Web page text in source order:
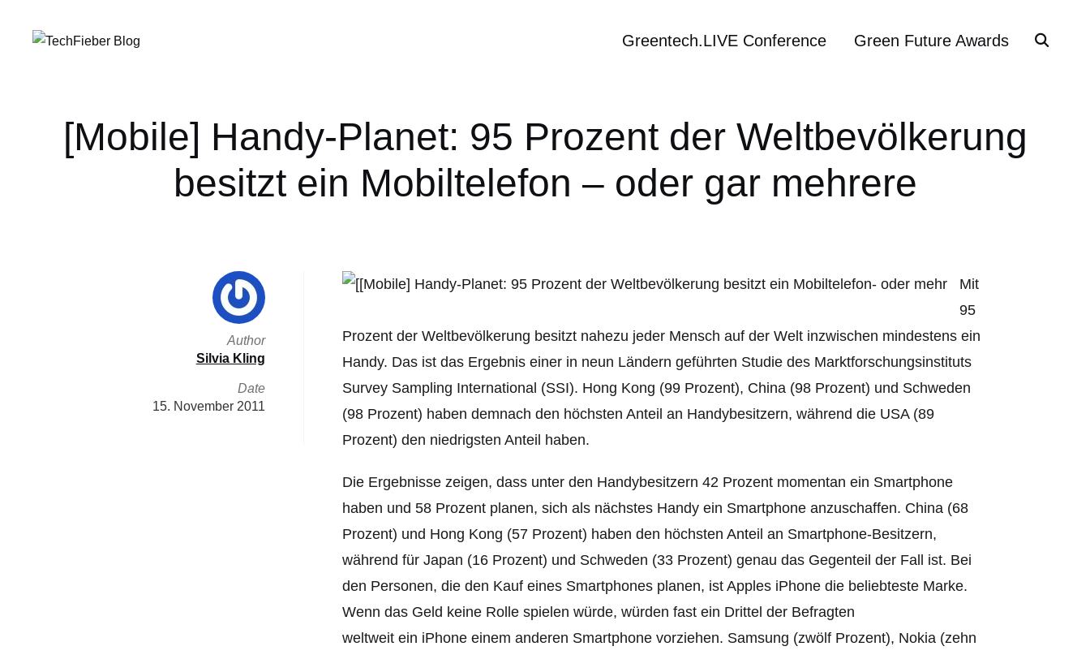
Greentech.LIVE Conference Green Future Awards
[Mobile] Handy-Planet: 95 Prozent der Weltbevölkerung
besitzt ein Mobiltelefon – oder gar mehrere
Mit
95
Prozent der Weltbevölkerung besitzt nahezu jeder Mensch auf der Welt inzwischen mindestens ein
Handy. Das ist das Ergebnis einer in neun Ländern geführten Studie des Marktforschungsinstituts
Survey Sampling International (SSI). Hong Kong (99 Prozent), China (98 Prozent) und Schweden
(98 Prozent) haben demnach den höchsten Anteil an Handybesitzern, während die USA (89
Prozent) den niedrigsten Anteil haben.
Die Ergebnisse zeigen, dass unter den Handybesitzern 42 Prozent momentan ein Smartphone
haben und 58 Prozent planen, sich als nächstes Handy ein Smartphone anzuschaffen. China (68
Prozent) und Hong Kong (57 Prozent) haben den höchsten Anteil an Smartphone-Besitzern,
während für Japan (16 Prozent) und Schweden (33 Prozent) genau das Gegenteil der Fall ist. Bei
den Personen, die den Kauf eines Smartphones planen, ist Apples iPhone die beliebteste Marke.
Wenn das Geld keine Rolle spielen würde, würden fast ein Drittel der Befragten
weltweit ein iPhone einem anderen Smartphone vorziehen. Samsung (zwölf Prozent), Nokia (zehn
Author
Silvia Kling
Date
15. November 2011